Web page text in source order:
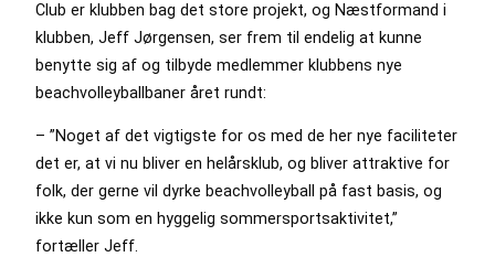
Club er klubben bag det store projekt, og Næstformand i
klubben, Jeff Jørgensen, ser frem til endelig at kunne
benytte sig af og tilbyde medlemmer klubbens nye
beachvolleyballbaner året rundt:
– ”Noget af det vigtigste for os med de her nye faciliteter
det er, at vi nu bliver en helårsklub, og bliver attraktive for
folk, der gerne vil dyrke beachvolleyball på fast basis, og
ikke kun som en hyggelig sommersportsaktivitet,”
fortæller Jeff.